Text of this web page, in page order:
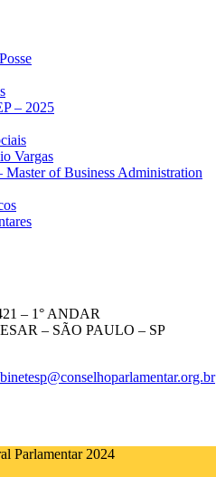
– 2025
Vargas
of Business Administration
– 1° ANDAR
– SÃO PAULO – SP
Parlamentar 2024